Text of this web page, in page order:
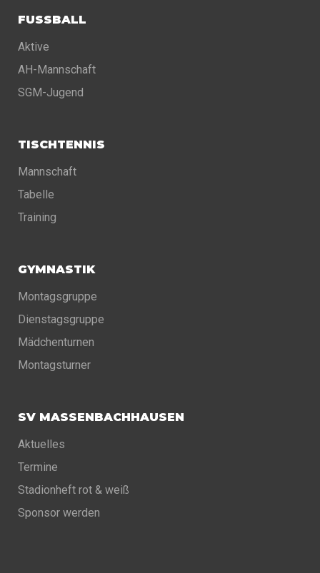
FUSSBALL
Aktive
AH-Mannschaft
SGM-Jugend
TISCHTENNIS
Mannschaft
Tabelle
Training
GYMNASTIK
Montagsgruppe
Dienstagsgruppe
Mädchenturnen
Montagsturner
SV MASSENBACHHAUSEN
Aktuelles
Termine
Stadionheft rot & weiß
Sponsor werden